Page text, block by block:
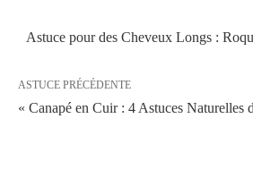
Astuce pour des Cheveux Longs :
ASTUCE PRÉCÉDENTE
« Canapé en Cuir : 4 Astuces Naturelles